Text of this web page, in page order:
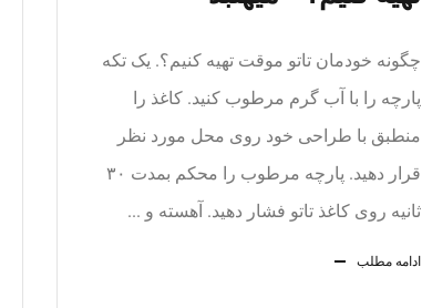
چگونه خودمان تاتو موقت تهیه کنیم؟. یک تکه
پارچه را با آب گرم مرطوب کنید. کاغذ را
منطبق با طراحی خود روی محل مورد نظر
قرار دهید. پارچه مرطوب را محکم بمدت ۳۰
ثانیه روی کاغذ تاتو فشار دهید. آهسته و ...
ادامه مطلب